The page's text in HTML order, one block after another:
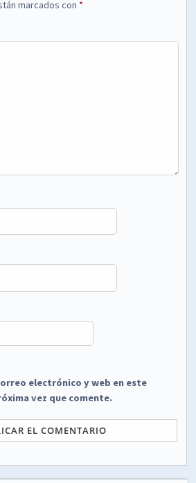
marcados con *
electrónico y web en este
vez que comente.